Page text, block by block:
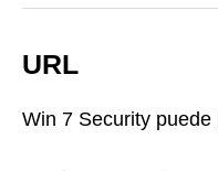
URL
Win 7 Security